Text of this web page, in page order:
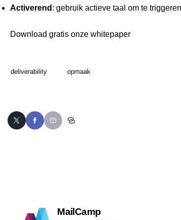
Activerend : gebruik actieve taal om te
Download gratis onze whitepaper
deliverability opmaak
MailCamp